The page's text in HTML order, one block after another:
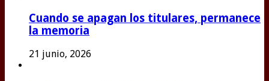
Cuando se apagan los titulares, permanece
la memoria
21 junio, 2026